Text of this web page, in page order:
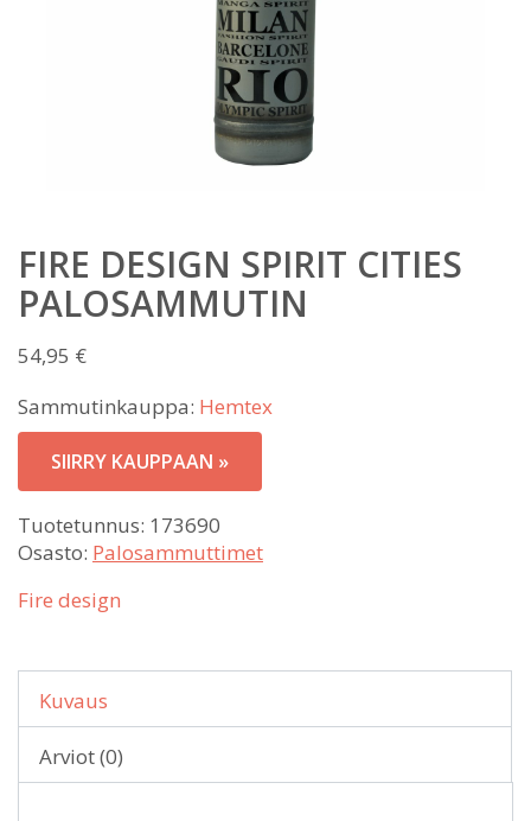
FIRE DESIGN SPIRIT CITIES
PALOSAMMUTIN
54,95 €
Sammutinkauppa: Hemtex
SIIRRY KAUPPAAN »
Tuotetunnus: 173690
Osasto: Palosammuttimet
Fire design
Kuvaus
Arviot (0)